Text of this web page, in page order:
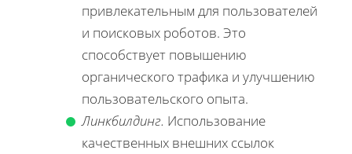
привлекательным для пользователей
и поисковых роботов. Это
способствует повышению
органического трафика и улучшению
пользовательского опыта.
Линкбилдинг. Использование
качественных внешних ссылок